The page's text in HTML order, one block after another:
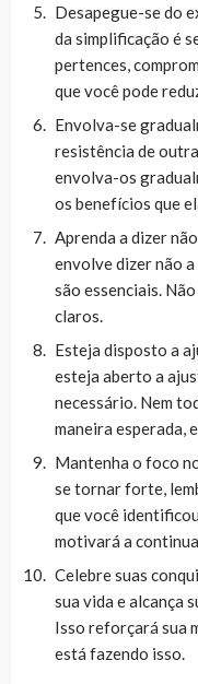
Desapegue-se do
da simplificação é
pertences,
que você pode
Envolva-se
resistência de
envolva-os
os benefícios que
Aprenda a dizer
envolve dizer não
são essenciais.
claros.
Esteja disposto a
esteja aberto a
necessário. Nem
maneira esperada,
Mantenha o foco
se tornar forte,
que você
motivará a
Celebre suas
sua vida e alcança
Isso reforçará sua
está fazendo isso.